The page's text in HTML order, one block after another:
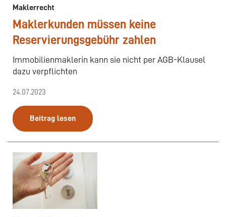
Maklerrecht
Maklerkunden müssen keine
Reservierungsgebühr zahlen
Immobilienmaklerin kann sie nicht per AGB-Klausel
dazu verpflichten
24.07.2023
Beitrag lesen